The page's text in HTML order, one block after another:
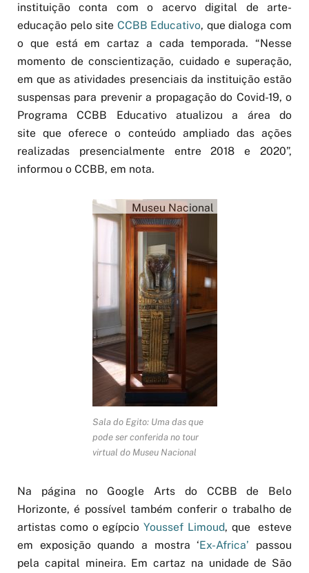
instituição conta com o acervo digital de arte-
educação pelo site CCBB Educativo, que dialoga com
o que está em cartaz a cada temporada. “Nesse
momento de conscientização, cuidado e superação,
em que as atividades presenciais da instituição estão
suspensas para prevenir a propagação do Covid-19, o
Programa CCBB Educativo atualizou a área do
site que oferece o conteúdo ampliado das ações
realizadas presencialmente entre 2018 e 2020”,
informou o CCBB, em nota.
Museu Nacional
Sala do Egito: Uma das que
pode ser conferida no tour
virtual do Museu Nacional
Na página no Google Arts do CCBB de Belo
Horizonte, é possível também conferir o trabalho de
artistas como o egípcio Youssef Limoud, que esteve
em exposição quando a mostra ‘Ex-Africa’ passou
pela capital mineira. Em cartaz na unidade de São